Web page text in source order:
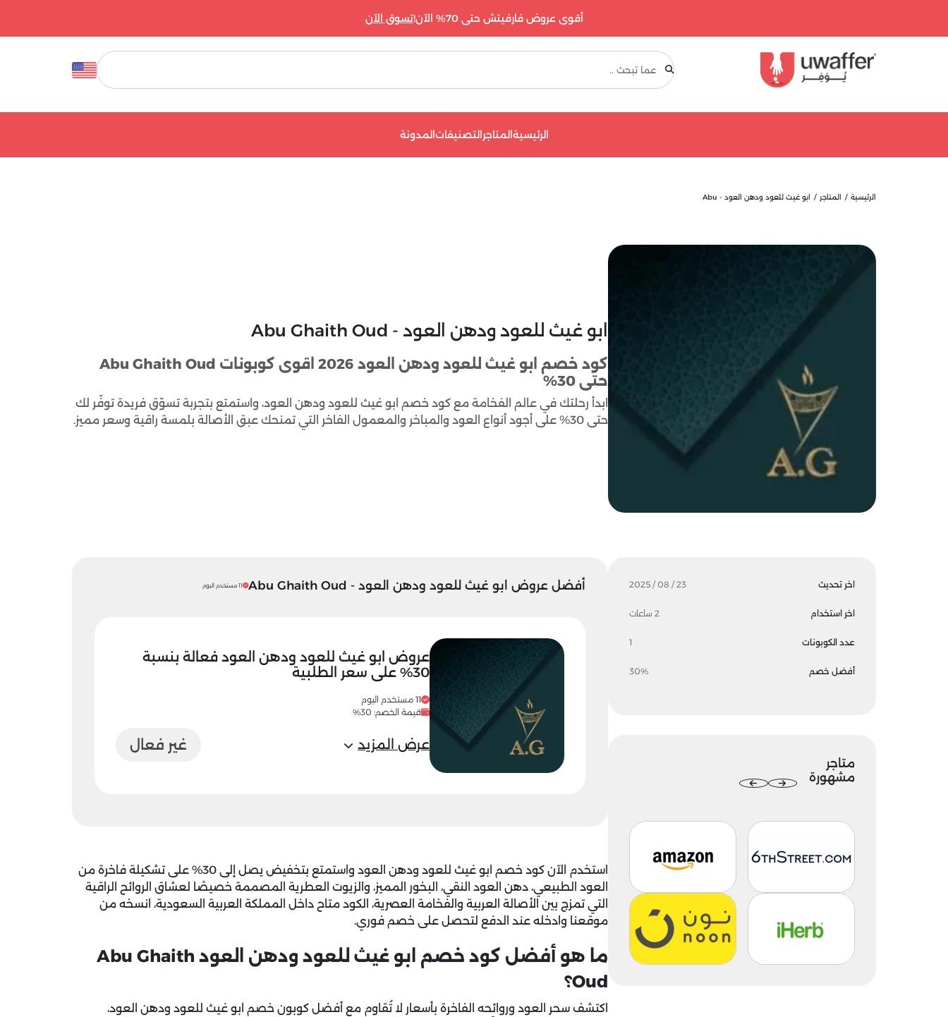
أقوى عروض فارفيتش حتى 70% الآن! تسوق الآن
بحث
الرئيسيةالمتاجرالتصنيفاتالمدونة
الرئيسية المتاجر
ابو غيث للعود ودهن العود - Abu
ابو غيث للعود ودهن العود - Abu Ghaith Oud
كود خصم ابو غيث للعود ودهن العود 2026 اقوى كوبونات Abu Ghaith Oud
حتى 30%
ابدأ رحلتك في عالم الفخامة مع كود خصم ابو غيث للعود ودهن العود، واستمتع بتجربة تسوّق فريدة توفّر لك
حتى 30% على أجود أنواع العود والمباخر والمعمول الفاخر التي تمنحك عبق الأصالة بلمسة راقية وسعر مميز.
اخر تحديث 23 / 08 / 2025
اخر استخدام 2 ساعات
عدد الكوبونات 1
أفضل خصم 30%
متاجر
مشهورة
أفضل عروض ابو غيث للعود ودهن العود - Abu Ghaith Oud 11 مستخدم اليوم
عروض ابو غيث للعود ودهن العود فعالة بنسبة
30% على سعر الطلبية
11 مستخدم اليوم
قيمة الخصم: 30%
عرض المزيد غير فعال
استخدم الآن كود خصم ابو غيث للعود ودهن العود
واستمتع بتخفيض يصل إلى 30% على تشكيلة فاخرة من
العود الطبيعي، دهن العود النقي، البخور المميز، والزيوت العطرية المصممة خصيصًا لعشاق الروائح الراقية
التي تمزج بين الأصالة العربية والفخامة العصرية، الكود متاح داخل المملكة العربية السعودية، انسخه من
موقعنا وادخله عند الدفع لتحصل على خصم فوري.
ما هو أفضل كود خصم ابو غيث للعود ودهن العود Abu Ghaith
Oud؟
اكتشف سحر العود وروائحه الفاخرة بأسعار لا تُقاوم مع أفضل كوبون خصم ابو غيث للعود ودهن العود،